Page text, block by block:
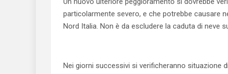
particolarmente severo, e che potrebbe causare
Nord Italia. Non è da escludere la caduta di neve
Nei giorni successivi si verificheranno situazione